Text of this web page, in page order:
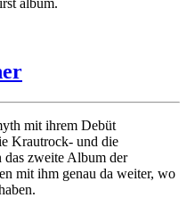
album.
mit ihrem Debüt
Krautrock- und die
das zweite Album der
mit ihm genau da weiter, wo